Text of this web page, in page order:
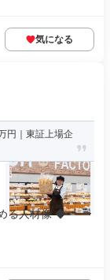
気になる
円｜東証上場企
人材像 ◆ ┗━